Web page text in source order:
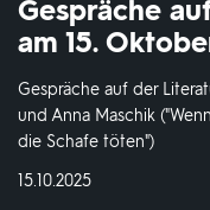
Gespräche
am 15.
Gespräche auf der
und Anna Maschik
die Schafe töten")
DATUM:
15.10.2025